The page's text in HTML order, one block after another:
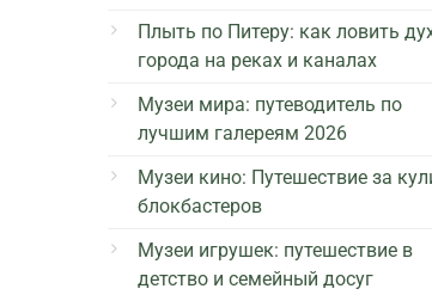
Плыть по Питеру: как ловить
города на реках и каналах
Музеи мира: путеводитель по
лучшим галереям 2026
Музеи кино: Путешествие за
блокбастеров
Музеи игрушек: путешествие в
детство и семейный досуг